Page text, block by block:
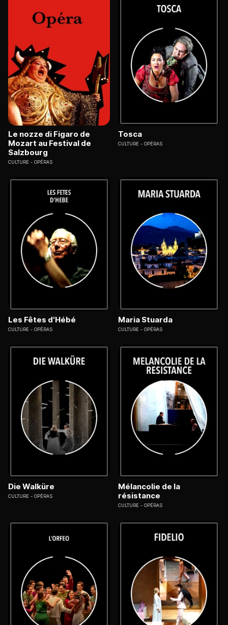
Le nozze di Figaro de
Mozart au Festival de
Salzbourg
CULTURE OPÉRAS
Tosca
CULTURE OPÉRAS
Les Fêtes d'Hébé
CULTURE OPÉRAS
Maria Stuarda
CULTURE OPÉRAS
Die Walküre
CULTURE OPÉRAS
Mélancolie de la
résistance
CULTURE OPÉRAS